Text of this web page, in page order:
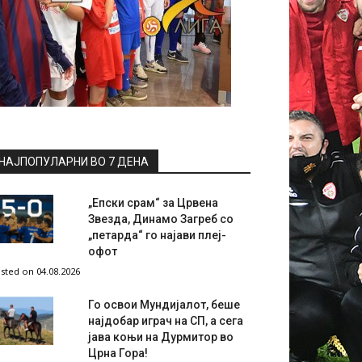
ВО 7 ДЕНА
„Епски срам“ за Црвена
Звезда, Динамо Загреб со
„петарда“ го најави плеј-
офот
on 04.08.2026
Го освои Мундијалот, беше
најдобар играч на СП, а сега
јава коњи на Дурмитор во
Црна Гора!